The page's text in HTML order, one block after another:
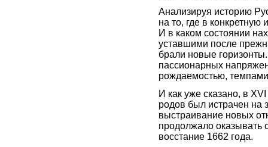
Анализируя историю
на то, где в конкретную
И в каком состоянии
уставшими после
брали новые
пассионарных
рождаемостью,
И как уже сказано, в
родов был истрачен на
выстраивание новых
продолжало оказывать
восстание 1662 года.